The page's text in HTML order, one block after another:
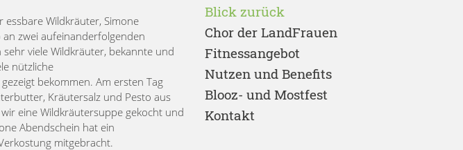
Wildkräuter, Simone
zwei aufeinanderfolgenden
viele Wildkräuter, bekannte und
nützliche
bekommen. Am ersten Tag
Kräutersalz und Pesto aus
eine Wildkräutersuppe gekocht und
Abendschein hat ein
mitgebracht.
Blick zurück
Chor der LandFrauen
Fitnessangebot
Nutzen und Benefits
Blooz- und Mostfest
Kontakt